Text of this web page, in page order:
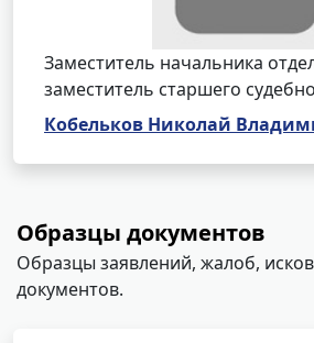
Заместитель начальника
заместитель старшего
Кобельков Николай
Образцы документов
Образцы заявлений, жалоб,
документов.